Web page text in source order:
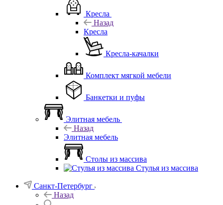
Кресла
Назад
Кресла
Кресла-качалки
Комплект мягкой мебели
Банкетки и пуфы
Элитная мебель
Назад
Элитная мебель
Столы из массива
Стулья из массива
Санкт-Петербург
Назад